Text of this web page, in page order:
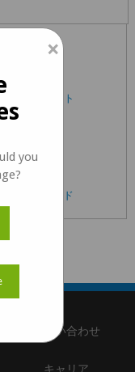
ート
データ​​シート
ュアル
イド
使用ガイド
お問い合わせ
キャリア
×
you